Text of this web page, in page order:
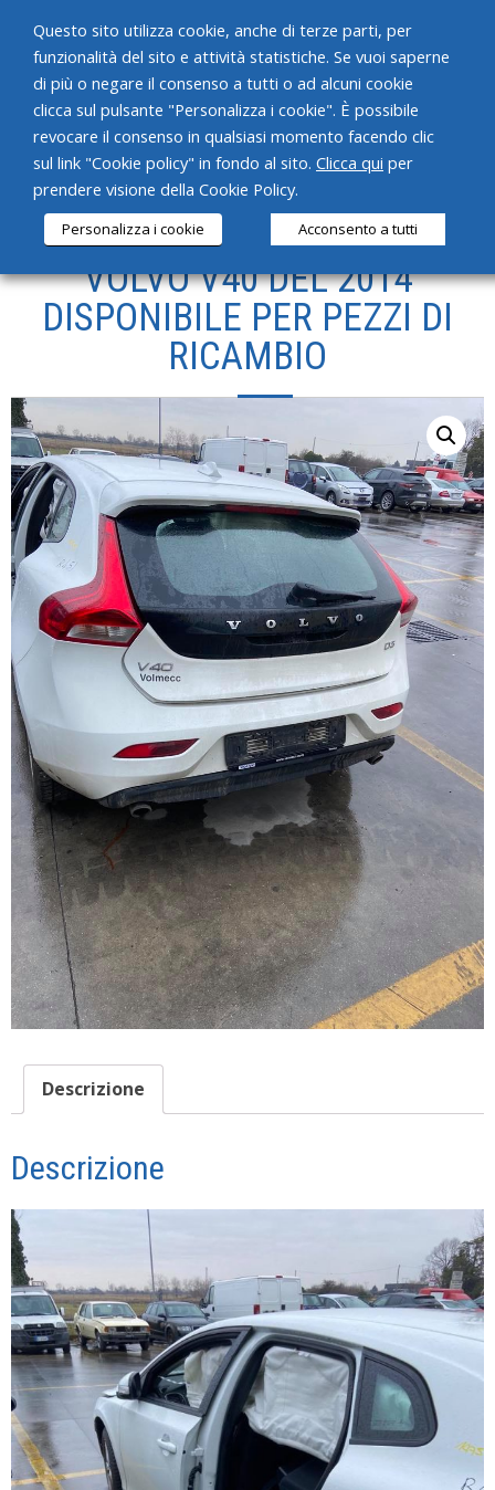
HOME
CHI SIAMO
SERVIZI
PRODOTTI
CONTATTI
VOLVO V40 DEL 2014
DISPONIBILE PER PEZZI DI
RICAMBIO
Descrizione
Descrizione
Questo sito utilizza cookie, anche di terze parti, per
funzionalità del sito e attività statistiche. Se vuoi saperne
di più o negare il consenso a tutti o ad alcuni cookie
clicca sul pulsante "Personalizza i cookie". È possibile
revocare il consenso in qualsiasi momento facendo clic
sul link "Cookie policy" in fondo al sito. Clicca qui per
prendere visione della Cookie Policy.
Personalizza i cookie Acconsento a tutti